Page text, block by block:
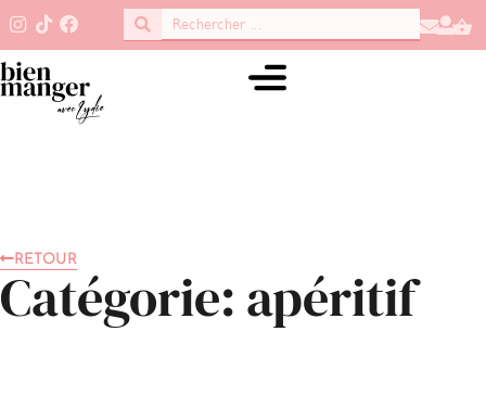
RETOUR
Catégorie: apéritif